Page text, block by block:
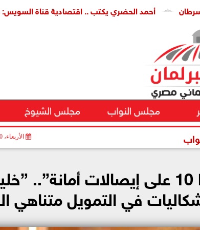
أحمد الحضري يكتب .. اقتصادية قناة السويس: ماذا بعد
مجلس النواب مجلس الشيوخ
الأربعاء، 20 مايو 2026
“بيمضوا 10 على إيصالات
في التمويل متناهي